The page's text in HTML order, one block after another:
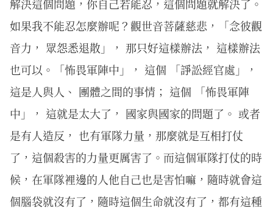
解決這個問題，你自己若能忍，這個問題就解決了。
如果我不能忍怎麼辦呢？觀世音菩薩慈悲，「念彼觀
音力， 眾怨悉退散」， 那只好這樣辦法， 這樣辦法
也可以。「怖畏軍陣中」， 這個 「諍訟經官處」，
這是人與人、 團體之間的事情； 這個 「怖畏軍陣
中」， 這就是太大了， 國家與國家的問題了。 或者
是有人造反， 也有軍隊力量，那麼就是互相打仗
了，這個殺害的力量更厲害了。而這個軍隊打仗的時
候，在軍隊裡邊的人他自己也是害怕嘛，隨時就會這
個腦袋就沒有了，隨時這個生命就沒有了，都有這種